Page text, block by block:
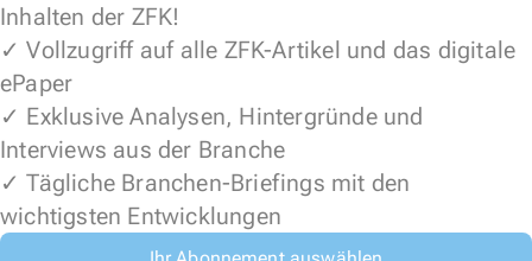
Inhalten der ZFK!
✓ Vollzugriff auf alle ZFK-Artikel und das digitale
ePaper
✓ Exklusive Analysen, Hintergründe und
Interviews aus der Branche
✓ Tägliche Branchen-Briefings mit den
wichtigsten Entwicklungen